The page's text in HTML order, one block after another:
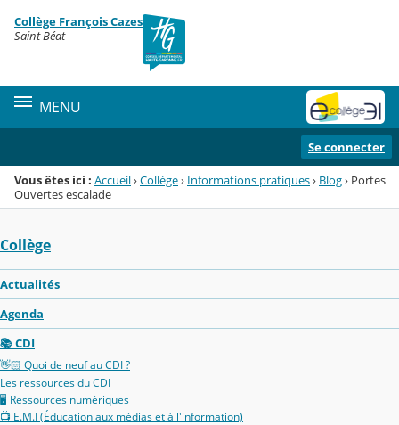
Menu de la rubrique
Contenu
Collège François Cazes
Saint Béat
MENU
Se connecter
Vous êtes ici : Accueil›Collège› Informations pratiques› Blog› Portes
Ouvertes escalade
Collège
Actualités
Agenda
📚 CDI
👋🏻 Quoi de neuf au CDI ?
Les ressources du CDI
🖥️ Ressources numériques
📺 E.M.I (Éducation aux médias et à l'information)